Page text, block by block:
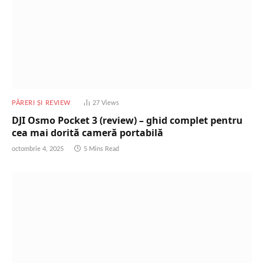
PĂRERI ȘI REVIEW 27 Views
DJI Osmo Pocket 3 (review) – ghid complet pentru
cea mai dorită cameră portabilă
octombrie 4, 2025 5 Mins Read